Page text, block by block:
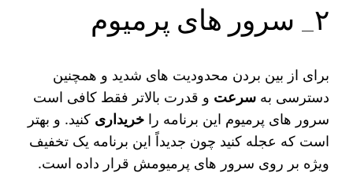
۲_ سرور های پرمیوم
برای از بین بردن محدودیت‌ های شدید و همچنین
دسترسی بهسرعت و قدرت بالاتر فقط کافی است
سرور های پرمیوم این برنامه راخریداری کنید. و بهتر
است که عجله کنید چون جدیداً این برنامه یک تخفیف
ویژه بر روی سرور های پرمیومش قرار داده است.